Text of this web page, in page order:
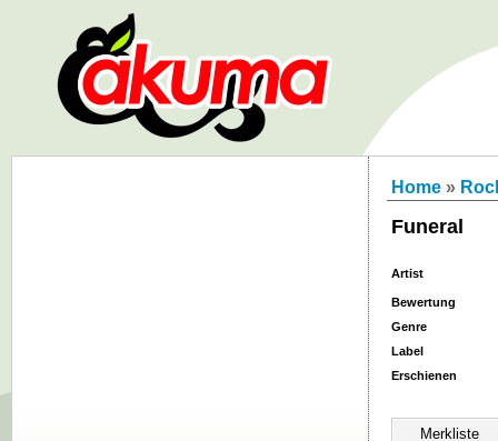
Home »
Funeral
Artist
Bewertung
Genre
Label
Erschienen